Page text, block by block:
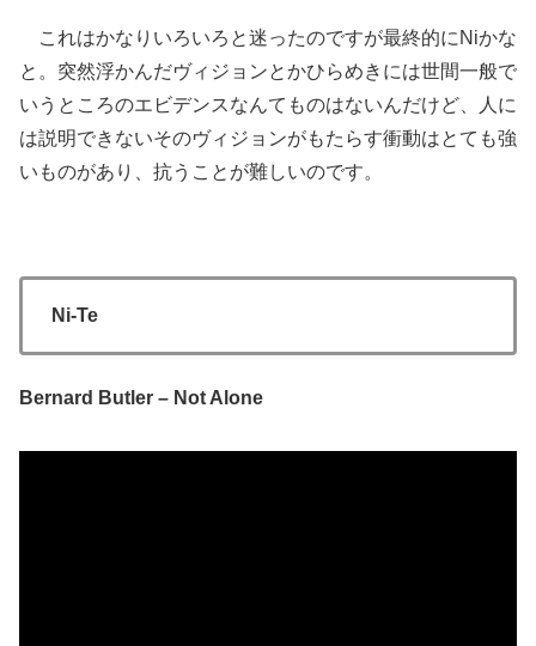
これはかなりいろいろと迷ったのですが最終的にNiかな
と。突然浮かんだヴィジョンとかひらめきには世間一般で
いうところのエビデンスなんてものはないんだけど、人に
は説明できないそのヴィジョンがもたらす衝動はとても強
いものがあり、抗うことが難しいのです。
Ni-Te
Bernard Butler – Not Alone